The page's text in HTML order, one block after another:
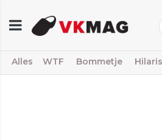
Alles WTF Bommetje